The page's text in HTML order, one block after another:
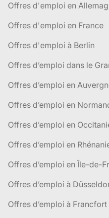
Offres d'emploi en
Offres d'emploi en France
Offres d'emploi à Berlin
Offres d’emploi dans le
Offres d’emploi en
Offres d’emploi en
Offres d’emploi en
Offres d’emploi en
Offres d’emploi en Île-de-
Offres d’emploi à
Offres d’emploi à Francfort